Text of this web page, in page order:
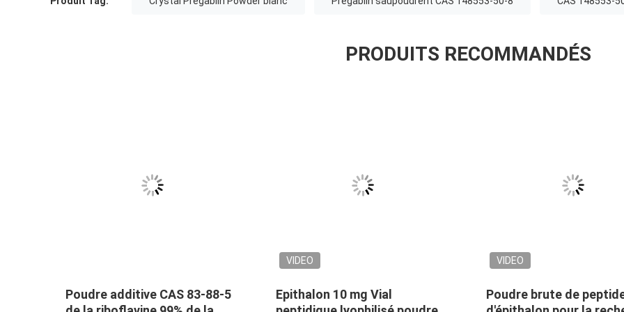
PRODUITS RECOMMANDÉS
Poudre additive CAS 83-88-5
VIDEO
Epithalon 10 mg Vial
VIDEO
Poudre brute de